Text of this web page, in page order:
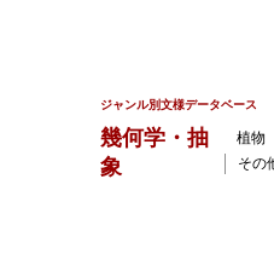
ジャンル別文様データベース
幾何学・抽
象
植物
その